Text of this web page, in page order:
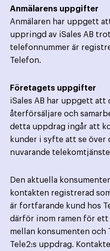
Anmälarens uppgifter
Anmälaren har uppgett
uppringd av iSales AB
telefonnummer är
Telefon.
Företagets uppgifter
iSales AB har uppgett att
återförsäljare och
detta uppdrag ingår att
kunder i syfte att se över
nuvarande
Den aktuella
kontakten registrerad
är fortfarande kund hos
därför inom ramen för
mellan konsumenten och
Tele2:s uppdrag.